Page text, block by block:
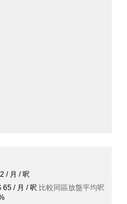
/ 月 / 呎
65 / 月 / 呎 比較同區放盤平均呎